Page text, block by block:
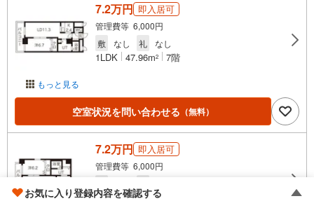
もっと見る
7.2万円 即入居可
管理費等 6,000円
敷
なし 礼 なし
1LDK 47.96m2 7階
空室状況を問い合わせる （無料）
7.2万円 即入居可
管理費等 6,000円
1LDK 47.69m2
お気に入り登録内容を確認する